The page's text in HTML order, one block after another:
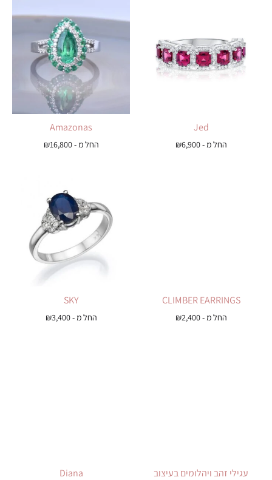
Jed
החל מ - ₪6,900
Amazonas
החל מ - ₪16,800
CLIMBER EARRINGS
החל מ - ₪2,400
SKY
החל מ - ₪3,400
עגילי זהב ויהלומים בעיצוב
Diana